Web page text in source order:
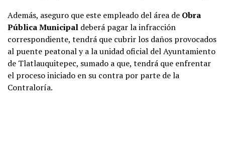
Además, aseguro que este empleado del área de Obra
Pública Municipal deberá pagar la infracción
correspondiente, tendrá que cubrir los daños provocados
al puente peatonal y a la unidad oficial del Ayuntamiento
de Tlatlauquitepec, sumado a que, tendrá que enfrentar
el proceso iniciado en su contra por parte de la
Contraloría.